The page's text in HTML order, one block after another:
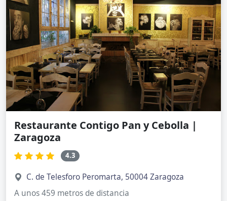
Restaurante Contigo Pan y Cebolla |
Zaragoza
4.3
C. de Telesforo Peromarta, 50004 Zaragoza
A unos 459 metros de distancia